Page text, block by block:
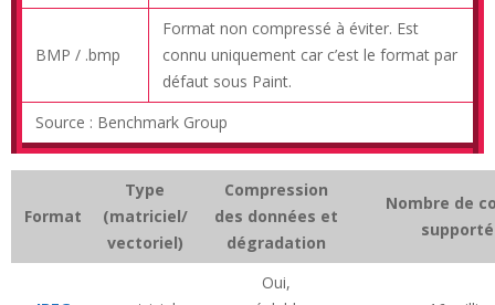
Source : Benchmark Group
BMP / .bmp
Format non compressé à éviter. Est
connu uniquement car c’est le format par
défaut sous Paint.
Format
Type
(matriciel/
vectoriel)
Compression
des données et
dégradation
Nombre de
Oui,